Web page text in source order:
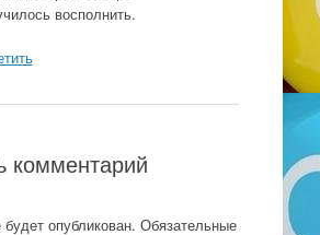
восполнить.
комментарий
опубликован. Обязательные